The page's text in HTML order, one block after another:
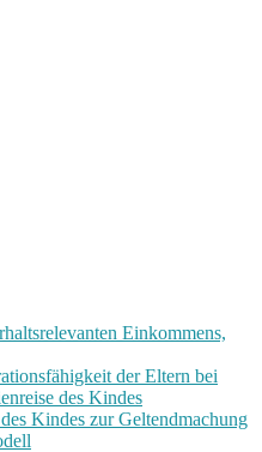
Einkommens,
der Eltern bei
des Kindes
Kindes zur Geltendmachung